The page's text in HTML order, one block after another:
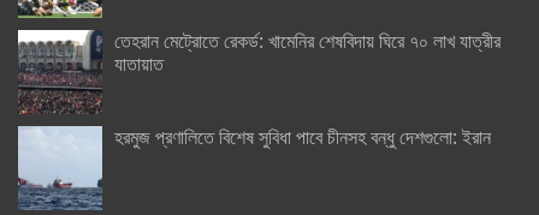
তেহরান মেট্রোতে রেকর্ড: খামেনির শেষবিদায় ঘিরে ৭০ লাখ যাত্রীর
যাতায়াত
হরমুজ প্রণালিতে বিশেষ সুবিধা পাবে চীনসহ বন্ধু দেশগুলো: ইরান